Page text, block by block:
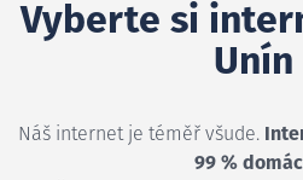
Vyberte si
Unín
Náš internet je téměř všude.
99 %